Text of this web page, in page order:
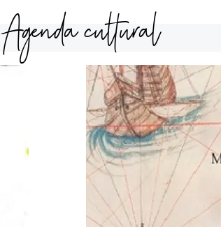
Agenda cultural